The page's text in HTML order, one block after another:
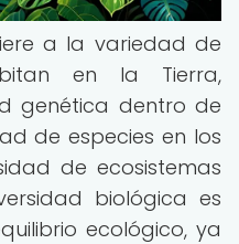
a la variedad de
en la Tierra,
genética dentro de
de especies en los
de ecosistemas
biológica es
ecológico, ya